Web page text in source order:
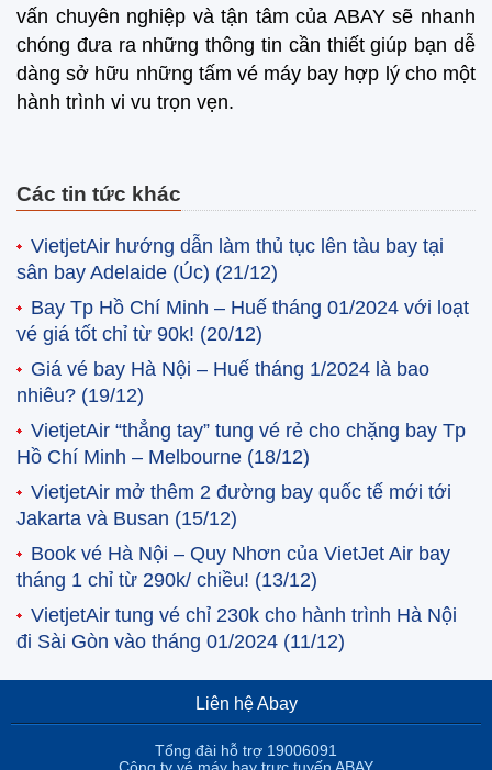
vấn chuyên nghiệp và tận tâm của ABAY sẽ nhanh
chóng đưa ra những thông tin cần thiết giúp bạn dễ
dàng sở hữu những tấm vé máy bay hợp lý cho một
hành trình vi vu trọn vẹn.
Các tin tức khác
VietjetAir hướng dẫn làm thủ tục lên tàu bay tại
sân bay Adelaide (Úc) (21/12)
Bay Tp Hồ Chí Minh – Huế tháng 01/2024 với loạt
vé giá tốt chỉ từ 90k! (20/12)
Giá vé bay Hà Nội – Huế tháng 1/2024 là bao
nhiêu? (19/12)
VietjetAir “thẳng tay” tung vé rẻ cho chặng bay Tp
Hồ Chí Minh – Melbourne (18/12)
VietjetAir mở thêm 2 đường bay quốc tế mới tới
Jakarta và Busan (15/12)
Book vé Hà Nội – Quy Nhơn của VietJet Air bay
tháng 1 chỉ từ 290k/ chiều! (13/12)
VietjetAir tung vé chỉ 230k cho hành trình Hà Nội
đi Sài Gòn vào tháng 01/2024 (11/12)
Liên hệ Abay
Tổng đài hỗ trợ 19006091